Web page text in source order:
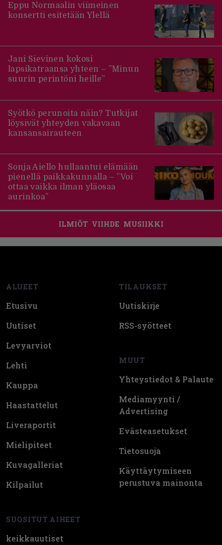
Eppu Normaalin viimeinen
konsertti esitetään Ylellä
Jani Sievinen kokosi
lapsikatraansa yhteen – ”Minun
suurin perintöni heille”
Syötkö perunoita näin? Tutkijat
löysivät yhteyden vakavaan
kansansairauteen
Sonja Aiello hullaantui elämään
pienellä paikkakunnalla – ”Voi
ottaa vaikka ilman yläosaa
aurinkoa”
ILMIÖT VIIHDE MUSIIKKI
ALUEET
Etusivu
Uutiset
Levyarviot
Lehti
Kauppa
Haastattelut
Liveraportit
Mielipiteet
Kuvagalleriat
Kilpailut
SUOSITUT AIHEET
keikkauutiset
TILAUKSET
Uutiskirje
RSS-syötteet
MUUT
Yhteystiedot & Palaute
Mediamyynti /
Advertising
Evästeasetukset
Tietosuoja
Käyttäytymiseen
perustuva mainonta